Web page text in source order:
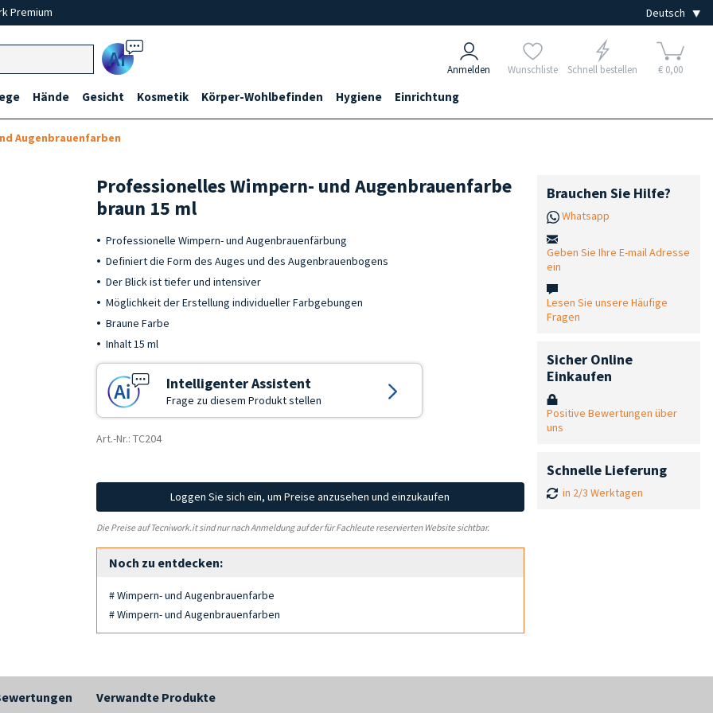
Premium
Ai Anmelden Wunschliste Schnell bestellen € 0,00
Hände Gesicht Kosmetik Körper-Wohlbefinden Hygiene Einrichtung
Augenbrauenfarben
Professionelles Wimpern- und Augenbrauenfarbe
braun 15 ml
Professionelle Wimpern- und Augenbrauenfärbung
Definiert die Form des Auges und des Augenbrauenbogens
Der Blick ist tiefer und intensiver
Möglichkeit der Erstellung individueller Farbgebungen
Braune Farbe
Inhalt 15 ml
Intelligenter Assistent
Frage zu diesem Produkt stellen
Art.-Nr.: TC204
Loggen Sie sich ein, um Preise anzusehen und einzukaufen
Die Preise auf Tecniwork.it sind nur nach Anmeldung auf der für Fachleute reservierten Website sichtbar.
Noch zu entdecken:
# Wimpern- und Augenbrauenfarbe
# Wimpern- und Augenbrauenfarben
Brauchen Sie Hilfe?
Whatsapp
Geben Sie Ihre E-mail Adresse
ein
Lesen Sie unsere Häufige
Fragen
Sicher Online
Einkaufen
Positive Bewertungen über
uns
Schnelle Lieferung
in 2/3 Werktagen
Verwandte Produkte